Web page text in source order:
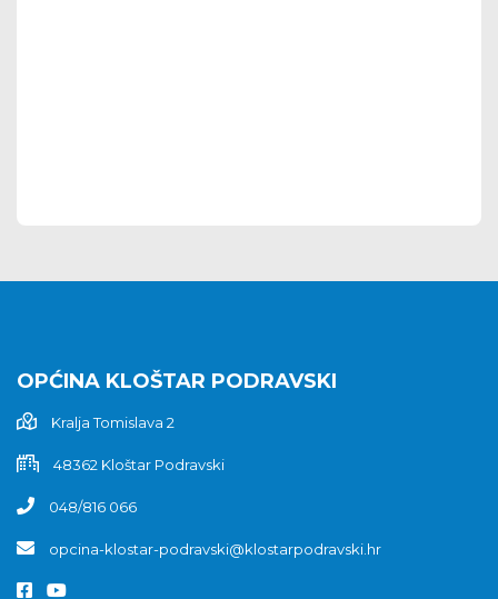
OPĆINA KLOŠTAR PODRAVSKI
Kralja Tomislava 2
48362 Kloštar Podravski
048/816 066
opcina-klostar-podravski@klostarpodravski.hr